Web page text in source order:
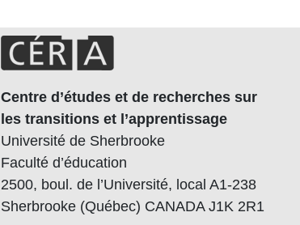
Centre d’études et de recherches sur
les transitions et l’apprentissage
Université de Sherbrooke
Faculté d’éducation
2500, boul. de l’Université, local A1-238
Sherbrooke (Québec) CANADA J1K 2R1